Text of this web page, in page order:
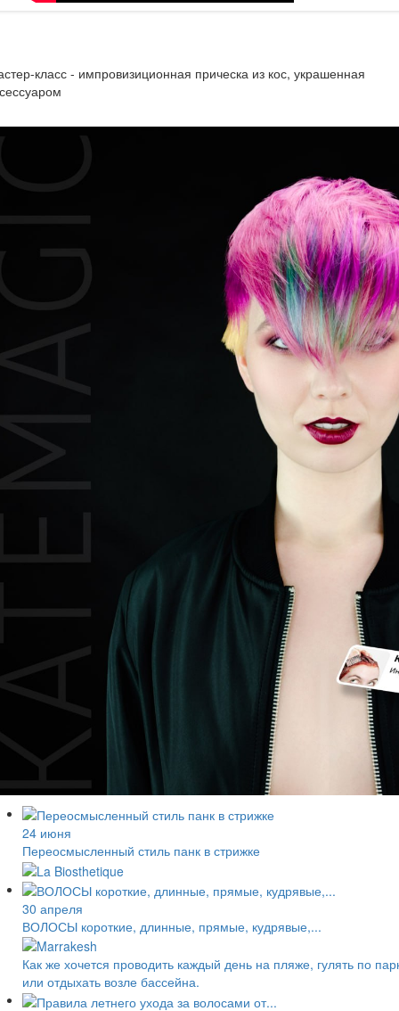
класс - импровизиционная прическа из кос, украшенная
24 июня
Переосмысленный стиль панк в стрижке
30 апреля
ВОЛОСЫ короткие, длинные, прямые, кудрявые,...
Как же хочется проводить каждый день на пляже, гулять по
или отдыхать возле бассейна.